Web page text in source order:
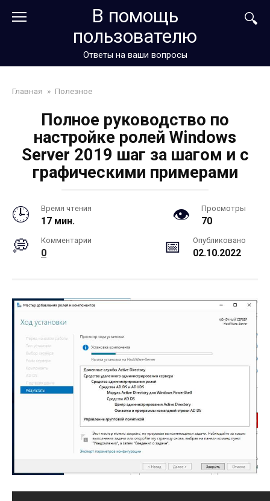
В помощь
пользователю
Ответы на ваши вопросы
Главная » Полезное
Полное руководство по
настройке ролей Windows
Server 2019 шаг за шагом и с
графическими примерами
Время чтения
17 мин.
Просмотры
70
Комментарии
0
Опубликовано
02.10.2022